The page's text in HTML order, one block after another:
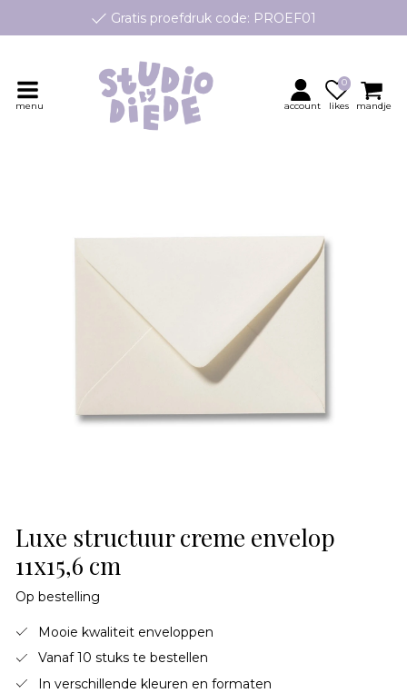
Gratis proefdruk code: PROEF01
geboortekaartjes op maat, speciaal ontworpen voor jouw
Persoonlijk contact en advies
menu account likes
0
mandje
Luxe structuur creme envelop
11x15,6 cm
Op bestelling
Mooie kwaliteit enveloppen
Vanaf 10 stuks te bestellen
In verschillende kleuren en formaten